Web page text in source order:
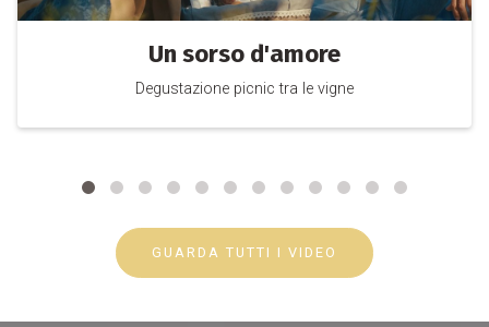
Un sorso d'amore
Degustazione picnic tra le vigne
GUARDA TUTTI I VIDEO